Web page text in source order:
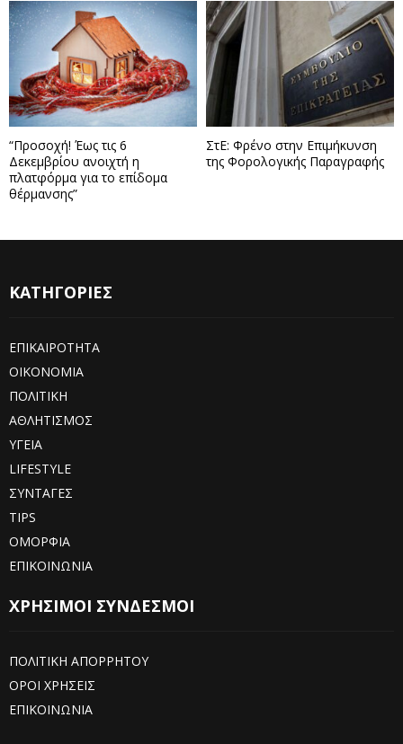
“Προσοχή! Έως τις 6
Δεκεμβρίου ανοιχτή η
πλατφόρμα για το επίδομα
θέρμανσης”
ΣτΕ: Φρένο στην Επιμήκυνση
της Φορολογικής Παραγραφής
ΚΑΤΗΓΟΡΙΕΣ
ΕΠΙΚΑΙΡΟΤΗΤΑ
ΟΙΚΟΝΟΜΙΑ
ΠΟΛΙΤΙΚΗ
ΑΘΛΗΤΙΣΜΟΣ
ΥΓΕΙΑ
LIFESTYLE
ΣΥΝΤΑΓΕΣ
TIPS
ΟΜΟΡΦΙΑ
ΕΠΙΚΟΙΝΩΝΙΑ
ΧΡΗΣΙΜΟΙ ΣΥΝΔΕΣΜΟΙ
ΠΟΛΙΤΙΚΗ ΑΠΟΡΡΗΤΟΥ
ΟΡΟΙ ΧΡΗΣΕΙΣ
ΕΠΙΚΟΙΝΩΝΙΑ